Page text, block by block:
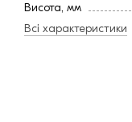
Висота, мм
Довжина, мм
Всі характеристики